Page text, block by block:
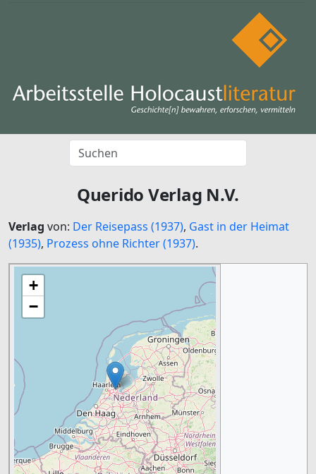
Querido Verlag N.V.
Verlag von: Der Reisepass (1937), Gast in der Heimat
(1935), Prozess ohne Richter (1937).
+
−